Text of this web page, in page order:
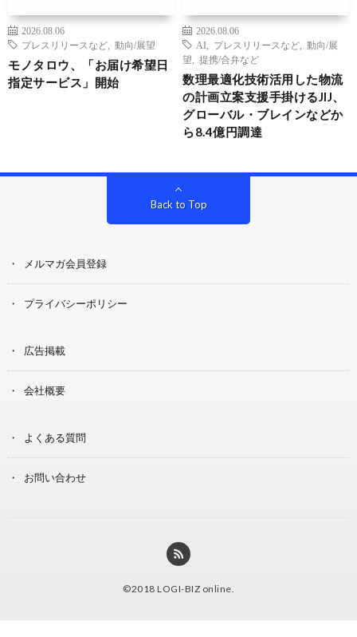
2026.08.06
プレスリリースなど
動向/展望
モノタロウ、「お届け希望日
指定サービス」開始
2026.08.06
AI
プレスリリースなど
動向/展
望
提携/合弁など
数理最適化技術活用した物流
の計画立案支援手掛けるJIJ、
グローバル・ブレインなどか
ら8.4億円調達
Back to Top
メルマガ会員登録
プライバシーポリシー
広告掲載
会社概要
よくある質問
お問い合わせ
©2018 LOGI-BIZ online.